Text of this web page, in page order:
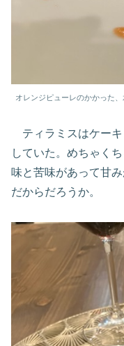
オレンジピューレのかかった、
ティラミスはケーキ
していた。めちゃく
味と苦味があって甘
だからだろうか。